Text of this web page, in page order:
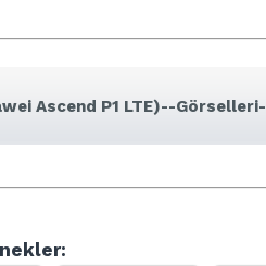
Ascend P1 LTE)--Görselleri-